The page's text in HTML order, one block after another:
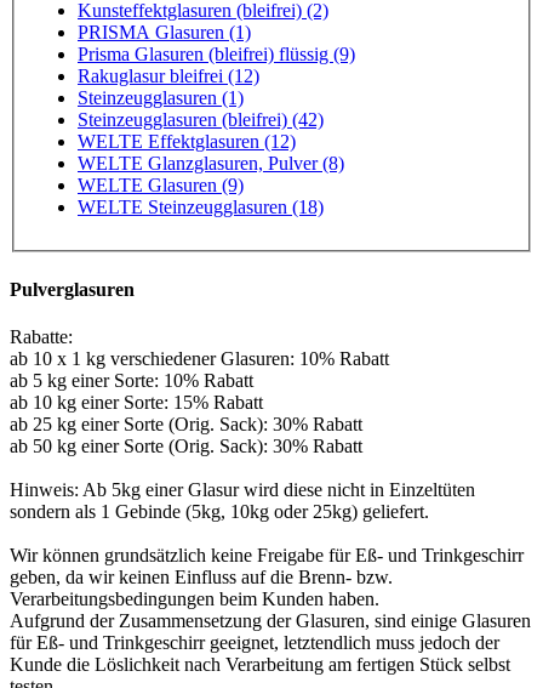
Kunsteffektglasuren (bleifrei) (2)
PRISMA Glasuren (1)
Prisma Glasuren (bleifrei) flüssig (9)
Rakuglasur bleifrei (12)
Steinzeugglasuren (1)
Steinzeugglasuren (bleifrei) (42)
WELTE Effektglasuren (12)
WELTE Glanzglasuren, Pulver (8)
WELTE Glasuren (9)
WELTE Steinzeugglasuren (18)
Pulverglasuren
Rabatte:
ab 10 x 1 kg verschiedener Glasuren: 10% Rabatt
ab 5 kg einer Sorte: 10% Rabatt
ab 10 kg einer Sorte: 15% Rabatt
ab 25 kg einer Sorte (Orig. Sack): 30% Rabatt
ab 50 kg einer Sorte (Orig. Sack): 30% Rabatt
Hinweis: Ab 5kg einer Glasur wird diese nicht in Einzeltüten
sondern als 1 Gebinde (5kg, 10kg oder 25kg) geliefert.
Wir können grundsätzlich keine Freigabe für Eß- und Trinkgeschirr
geben, da wir keinen Einfluss auf die Brenn- bzw.
Verarbeitungsbedingungen beim Kunden haben.
Aufgrund der Zusammensetzung der Glasuren, sind einige Glasuren
für Eß- und Trinkgeschirr geeignet, letztendlich muss jedoch der
Kunde die Löslichkeit nach Verarbeitung am fertigen Stück selbst